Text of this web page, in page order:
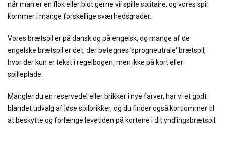
når man er en flok eller blot gerne vil spille solitaire, og vores spil
kommer i mange forskellige sværhedsgrader.
Vores brætspil er på dansk og på engelsk, og mange af de
engelske brætspil er det, der betegnes 'sprogneutrale' brætspil,
hvor der kun er tekst i regelbogen, men ikke på kort eller
spilleplade.
Mangler du en reservedel eller brikker i nye farver, har vi et godt
blandet udvalg af løse spilbrikker, og du finder også kortlommer til
at beskytte og forlænge levetiden på kortene i dit yndlingsbrætspil.